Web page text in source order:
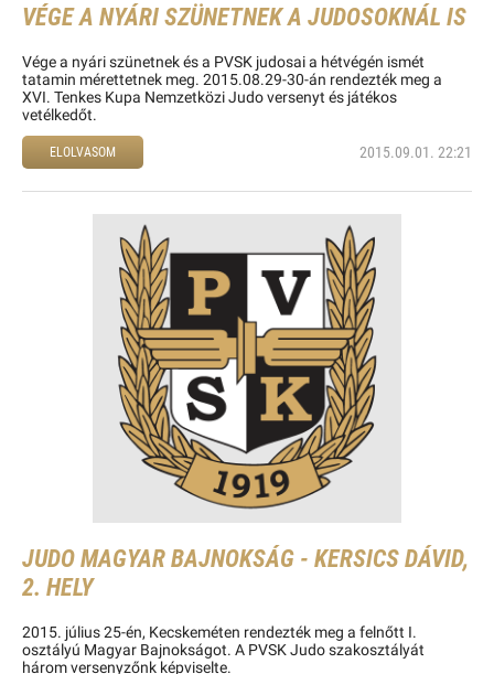
VÉGE A NYÁRI SZÜNETNEK A JUDOSOKNÁL IS
Vége a nyári szünetnek és a PVSK judosai a hétvégén ismét
tatamin mérettetnek meg. 2015.08.29-30-án rendezték meg a
XVI. Tenkes Kupa Nemzetközi Judo versenyt és játékos
vetélkedőt.
ELOLVASOM 2015.09.01. 22:21
JUDO MAGYAR BAJNOKSÁG - KERSICS DÁVID,
2. HELY
2015. július 25-én, Kecskeméten rendezték meg a felnőtt I.
osztályú Magyar Bajnokságot. A PVSK Judo szakosztályát
három versenyzőnk képviselte.